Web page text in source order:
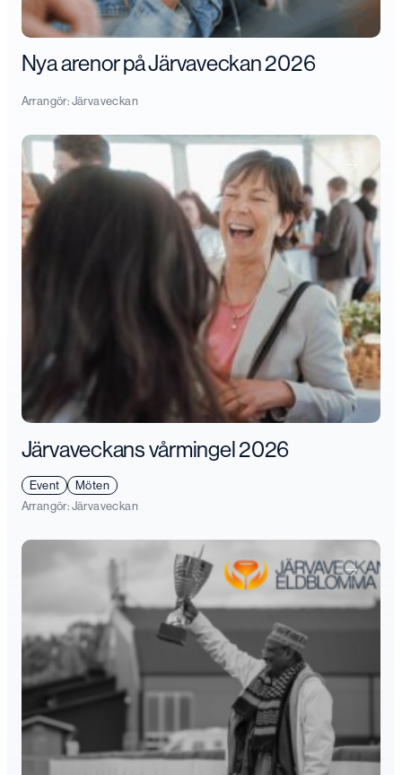
Nya arenor på Järvaveckan 2026
Arrangör:Järvaveckan
Järvaveckans vårmingel 2026
Event
Möten
Arrangör:Järvaveckan